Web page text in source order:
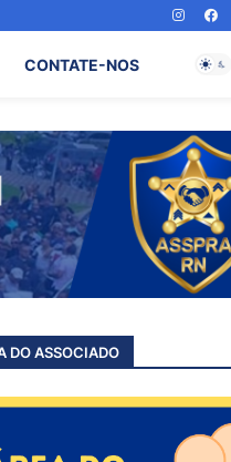
CONTATE-NOS
DO ASSOCIADO